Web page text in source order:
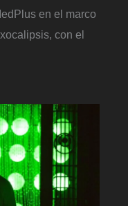
en el marco
con el